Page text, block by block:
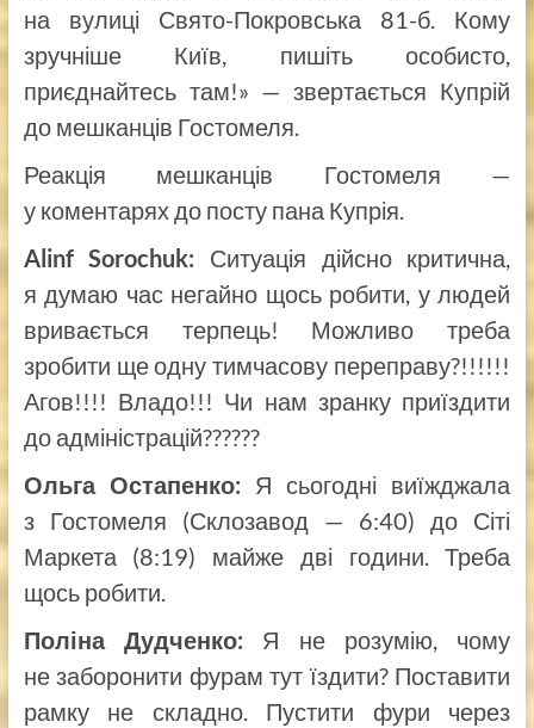
на вулиці Свято-Покровська 81-б. Кому
зручніше Київ, пишіть особисто,
приєднайтесь там!» — звертається Купрій
до мешканців Гостомеля.
Реакція мешканців Гостомеля —
у коментарях до посту пана Купрія.
Alinf Sorochuk: Ситуація дійсно критична,
я думаю час негайно щось робити, у людей
вривається терпець! Можливо треба
зробити ще одну тимчасову переправу?!!!!!!
Агов!!!! Владо!!! Чи нам зранку приїздити
до адміністрацій??????
Ольга Остапенко: Я сьогодні виїжджала
з Гостомеля (Склозавод — 6:40) до Сіті
Маркета (8:19) майже дві години. Треба
щось робити.
Поліна Дудченко: Я не розумію, чому
не заборонити фурам тут їздити? Поставити
рамку не складно. Пустити фури через